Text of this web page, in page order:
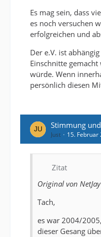
Es mag sein, dass
es noch versuchen
erfolgreichen und
Der e.V. ist
Einschnitte
würde. Wenn
persönlich diesen
Stimmung
Just 15. Februar
Zitat
Original von NetJay
Tach,
es war 2004/
dieser Gesang